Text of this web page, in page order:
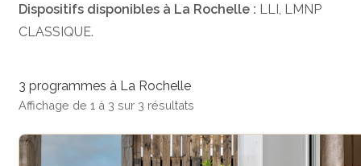
Dispositifs disponibles à La Rochelle : LLI, LMNP
CLASSIQUE.
3 programmes à La Rochelle
Affichage de 1 à 3 sur 3 résultats